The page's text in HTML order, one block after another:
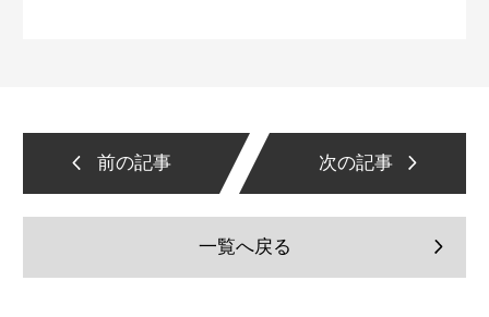
前の記事 次の記事
一覧へ戻る